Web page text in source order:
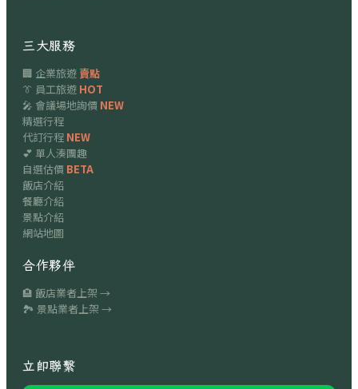
三大服務
🏢 企業旅遊賣點
👔 員工旅遊 HOT
🎤 會議場地詢價 NEW
精選行程
代訂行程 NEW
💕 單人湊團趣
自選估價 BETA
飯店介紹
餐廳介紹
景點介紹
網站地圖
合作夥伴
🏨 飯店業者上架 →
🏞 景點業者上架 →
立即聯繫